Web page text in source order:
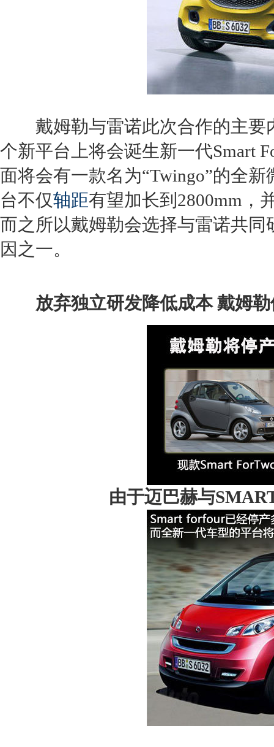
戴姆勒与雷诺此次合作的主要
个新平台上将会诞生新一代Smart
面将会有一款名为“Twingo”的全新
台不仅轴距有望加长到2800mm，
而之所以戴姆勒会选择与雷诺共同
因之一。
放弃独立研发降低成本 戴姆
由于迈巴赫与